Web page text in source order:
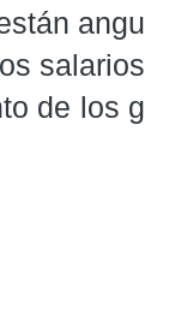
angu
salarios
de los g